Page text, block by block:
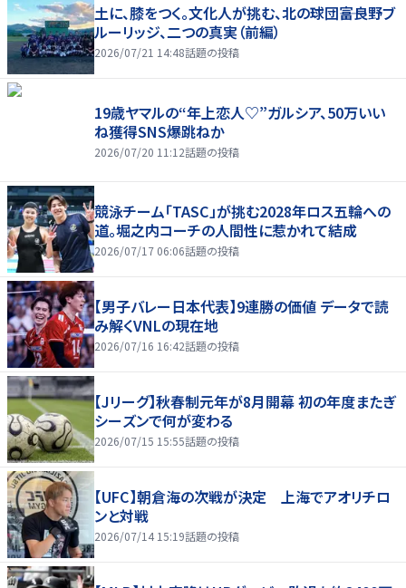
土に、膝をつく。文化人が挑む、北の球団――富良野ブ
ルーリッジ、二つの真実（前編）
2026/07/21 14:48話題の投稿
19歳ヤマルの“年上恋人♡”ガルシア、50万いい
ね獲得SNS爆跳ねか
2026/07/20 11:12話題の投稿
競泳チーム「TASC」が挑む2028年ロス五輪への
道。堀之内コーチの人間性に惹かれて結成
2026/07/17 06:06話題の投稿
【男子バレー日本代表】9連勝の価値 データで読
み解くVNLの現在地
2026/07/16 16:42話題の投稿
【Jリーグ】秋春制元年が8月開幕 初の年度またぎ
シーズンで何が変わる
2026/07/15 15:55話題の投稿
【UFC】朝倉海の次戦が決定 上海でアオリチロ
ンと対戦
2026/07/14 15:19話題の投稿